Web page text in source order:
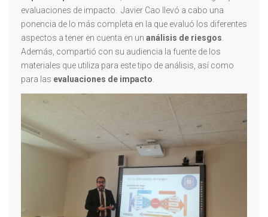
evaluaciones de impacto. Javier Cao llevó a cabo una
ponencia de lo más completa en la que evaluó los diferentes
aspectos a tener en cuenta en un análisis de riesgos
Además, compartió con su audiencia la fuente de los
materiales que utiliza para este tipo de análisis, así como
para las evaluaciones de impacto